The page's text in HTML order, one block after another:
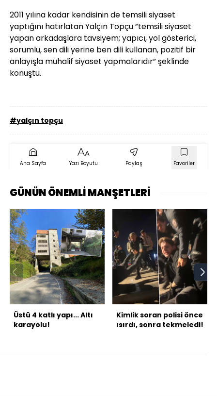
2011 yılına kadar kendisinin de temsili siyaset
yaptığını hatırlatan Yalçın Topçu ”temsili siyaset
yapan arkadaşlara tavsiyem; yapıcı, yol gösterici,
sorumlu, sen dili yerine ben dili kullanan, pozitif bir
anlayışla muhalif siyaset yapmalarıdır” şeklinde
konuştu.
#yalçın topçu
Ana Sayfa Yazı Boyutu Paylaş Favoriler
GÜNÜN ÖNEMLİ MANŞETLERİ
Üstü 4 katlı yapı... Altı
karayolu!
Kimlik soran polisi önce
ısırdı, sonra tekmeledi!